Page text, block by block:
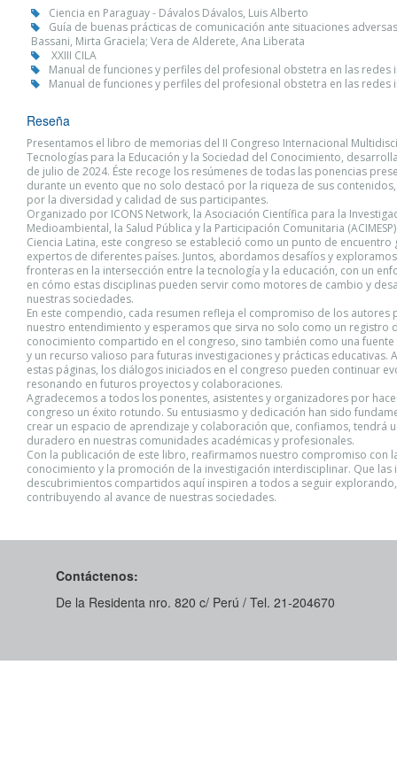
Ciencia en Paraguay - Dávalos Dávalos, Luis Alberto
Guía de buenas prácticas de comunicación ante situaciones
Bassani, Mirta Graciela; Vera de Alderete, Ana Liberata
XXIII CILA
Manual de funciones y perfiles del profesional obstetra en las
Manual de funciones y perfiles del profesional obstetra en las
Reseña
Presentamos el libro de memorias del II Congreso Internacional
Tecnologías para la Educación y la Sociedad del Conocimiento,
de julio de 2024. Éste recoge los resúmenes de todas las ponencias
durante un evento que no solo destacó por la riqueza de sus
por la diversidad y calidad de sus participantes.
Organizado por ICONS Network, la Asociación Científica para la
Medioambiental, la Salud Pública y la Participación Comunitaria
Ciencia Latina, este congreso se estableció como un punto de
expertos de diferentes países. Juntos, abordamos desafíos y
fronteras en la intersección entre la tecnología y la educación, con un
en cómo estas disciplinas pueden servir como motores de cambio y
nuestras sociedades.
En este compendio, cada resumen refleja el compromiso de los autores
nuestro entendimiento y esperamos que sirva no solo como un registro
conocimiento compartido en el congreso, sino también como una
y un recurso valioso para futuras investigaciones y prácticas educativas.
estas páginas, los diálogos iniciados en el congreso pueden continuar
resonando en futuros proyectos y colaboraciones.
Agradecemos a todos los ponentes, asistentes y organizadores por
congreso un éxito rotundo. Su entusiasmo y dedicación han sido
crear un espacio de aprendizaje y colaboración que, confiamos, tendrá
duradero en nuestras comunidades académicas y profesionales.
Con la publicación de este libro, reafirmamos nuestro compromiso con
conocimiento y la promoción de la investigación interdisciplinar. Que las
descubrimientos compartidos aquí inspiren a todos a seguir
contribuyendo al avance de nuestras sociedades.
Contáctenos:
De la Residenta nro. 820 c/ Perú / Tel. 21-204670